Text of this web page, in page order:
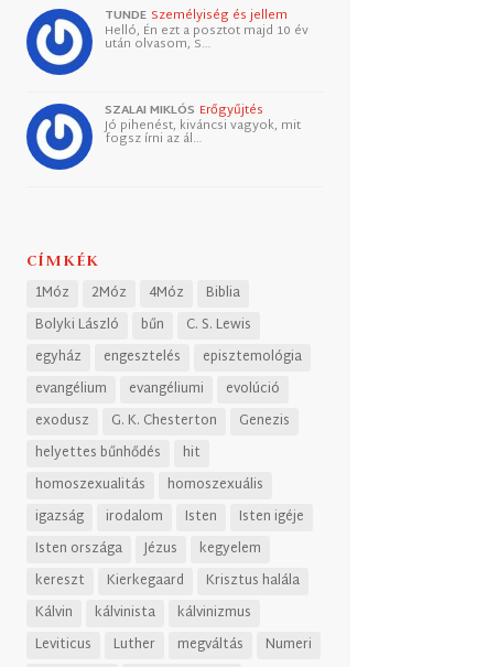
TUNDE Személyiség és jellem
Helló, Én ezt a posztot majd 10 év
után olvasom, S…
SZALAI MIKLÓS Erőgyűjtés
Jó pihenést, kiváncsi vagyok, mit
fogsz írni az ál…
CÍMKÉK
1Móz 2Móz 4Móz
Biblia
Bolyki László
bűn
C. S. Lewis
egyház
engesztelés
episztemológia
evangélium
evangéliumi
evolúció
exodusz
G. K. Chesterton
Genezis
helyettes bűnhődés
hit
homoszexualitás
homoszexuális
igazság
irodalom Isten
Isten igéje
Isten országa
Jézus
kegyelem
kereszt
Kierkegaard
Krisztus halála
Kálvin
kálvinista
kálvinizmus
Leviticus
Luther megváltás
Numeri